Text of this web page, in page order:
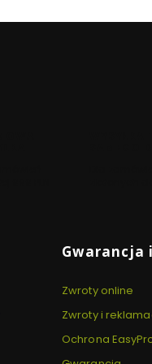
Gwarancja
Zwroty online
Zwroty i
Ochrona